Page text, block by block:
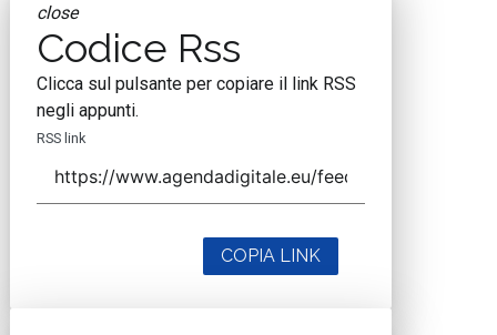
close
Codice Rss
Clicca sul pulsante per copiare il link RSS
negli appunti.
RSS link
COPIA LINK